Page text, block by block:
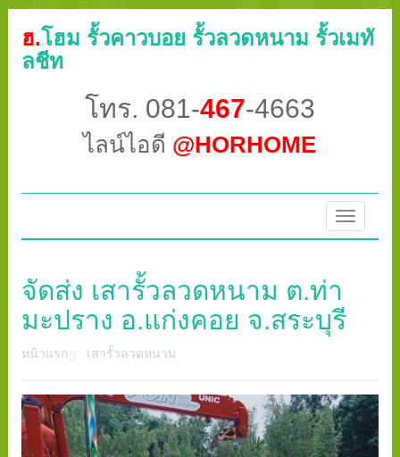
ฮ.โฮม รั้วคาวบอย รั้วลวดหนาม รั้วเมทั
ลชีท
โทร. 081-467-4663
ไลน์ไอดี @HORHOME
Toggle
จัดส่ง เสารั้วลวดหนาม ต.ท่า
มะปราง อ.แก่งคอย จ.สระบุรี
หน้าแรก เสารั้วลวดหนาม